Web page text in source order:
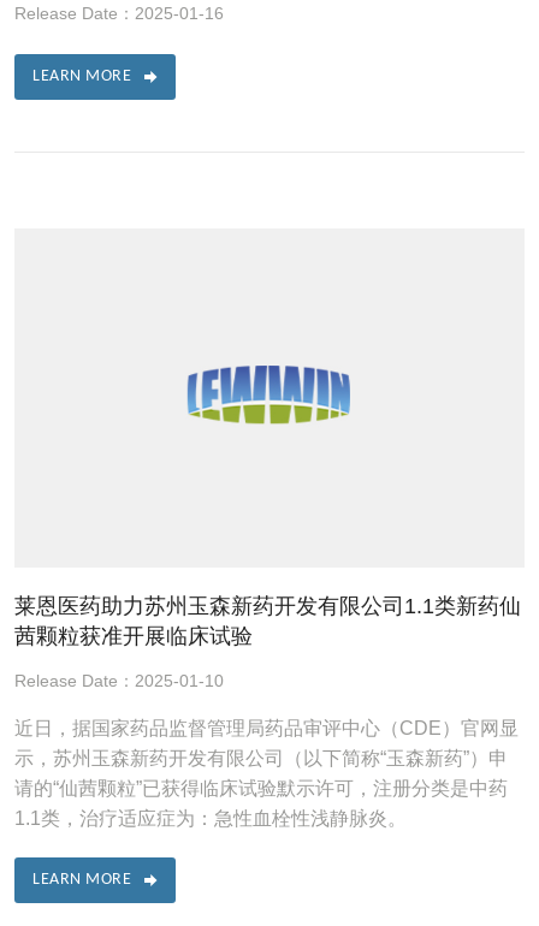
Release Date：2025-01-16
LEARN MORE
莱恩医药助力苏州玉森新药开发有限公司1.1类新药仙
茜颗粒获准开展临床试验
Release Date：2025-01-10
近日，据国家药品监督管理局药品审评中心（CDE）官网显
示，苏州玉森新药开发有限公司（以下简称“玉森新药”）申
请的“仙茜颗粒”已获得临床试验默示许可，注册分类是中药
1.1类，治疗适应症为：急性血栓性浅静脉炎。
LEARN MORE